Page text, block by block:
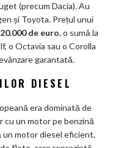
(precum Dacia). Au
și Toyota. Prețul unui
20.000 de euro, o sumă la
o Octavia sau o Corolla
garantată.
DIESEL
era dominată de
cu un motor pe benzină
un motor diesel eficient,